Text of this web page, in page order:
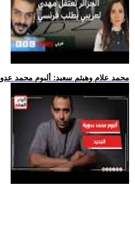
.. محمد علام وهيثم سعيد: ألبوم محمد